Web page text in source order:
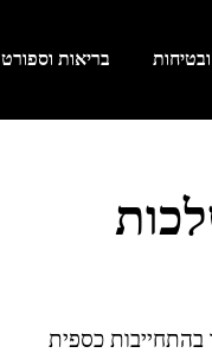
ובטיחות בריאות וספורט
בהתחייבות כספית